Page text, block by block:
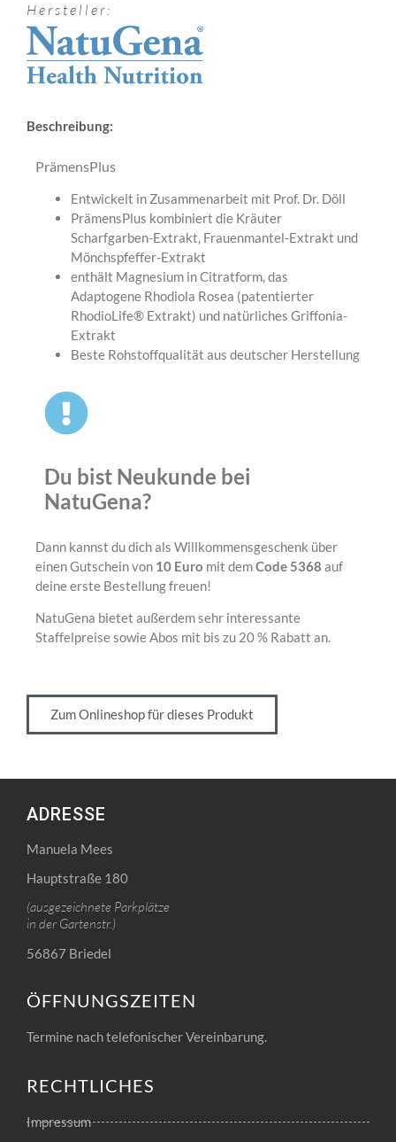
Hersteller:
Beschreibung:
PrämensPlus
Entwickelt in Zusammenarbeit mit Prof. Dr. Döll
PrämensPlus kombiniert die Kräuter
Scharfgarben-Extrakt, Frauenmantel-Extrakt und
Mönchspfeffer-Extrakt
enthält Magnesium in Citratform, das
Adaptogene Rhodiola Rosea (patentierter
RhodioLife® Extrakt) und natürliches Griffonia-
Extrakt
Beste Rohstoffqualität aus deutscher Herstellung
Du bist Neukunde bei
NatuGena?
Dann kannst du dich als Willkommensgeschenk über
einen Gutschein von 10 Euro mit demCode 5368 auf
deine erste Bestellung freuen!
NatuGena bietet außerdem sehr interessante
Staffelpreise sowie Abos mit bis zu 20 % Rabatt an.
Zum Onlineshop für dieses Produkt
ADRESSE
Manuela Mees
Hauptstraße 180
(ausgezeichnete Parkplätze
in der Gartenstr.)
56867 Briedel
ÖFFNUNGSZEITEN
Termine nach telefonischer Vereinbarung.
RECHTLICHES
Impressum